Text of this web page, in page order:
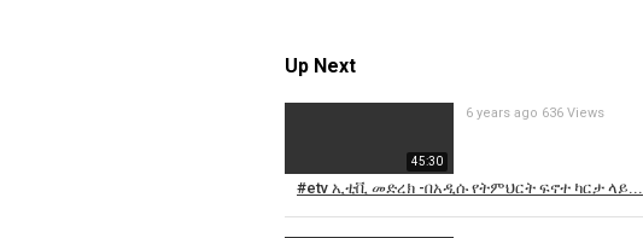
Up Next
45:30
#etv ኢቲቪ መድረክ -በአዲሱ የትምህርት ፍኖተ ካርታ ላይ...
6 years ago 636 Views
Cancel
Report this video